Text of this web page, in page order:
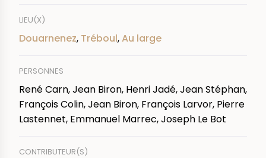
LIEU(X)
Douarnenez, Tréboul,Au large
PERSONNES
René Carn, Jean Biron, Henri Jadé, Jean Stéphan,
François Colin, Jean Biron, François Larvor, Pierre
Lastennet, Emmanuel Marrec, Joseph Le Bot
CONTRIBUTEUR(S)